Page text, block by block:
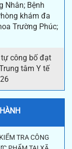
Nhân; Bệnh
khám đa
Trường Phúc;
công bố đạt
tâm Y tế
TRA CÔNG